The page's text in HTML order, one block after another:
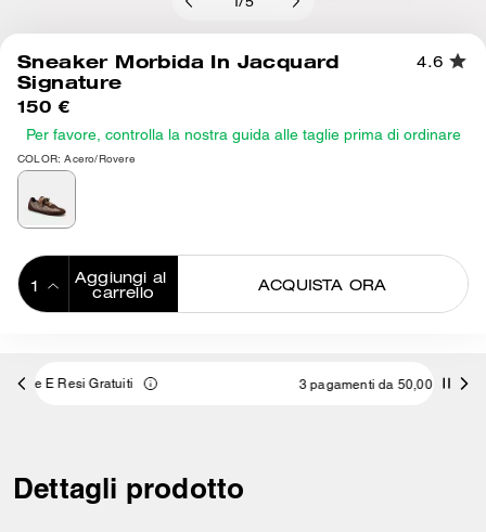
/5
Sneaker Morbida In Jacquard
Signature
4.6
150 €
Per favore, controlla la nostra guida alle taglie prima di ordinare
COLOR: Acero/Rovere
Aggiungi al
carrello
ACQUISTA ORA
3 pagamenti da 50,00 € a interessi 0% con
Dettagli prodotto